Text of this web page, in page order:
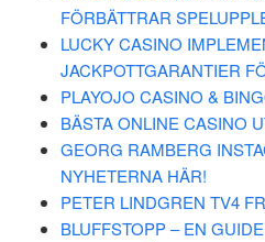
FÖRBÄTTRAR
LUCKY CASINO
JACKPOTTGARANTIER
PLAYOJO CASINO &
BÄSTA ONLINE CASINO
GEORG RAMBERG
NYHETERNA HÄR!
PETER LINDGREN TV4
BLUFFSTOPP – EN